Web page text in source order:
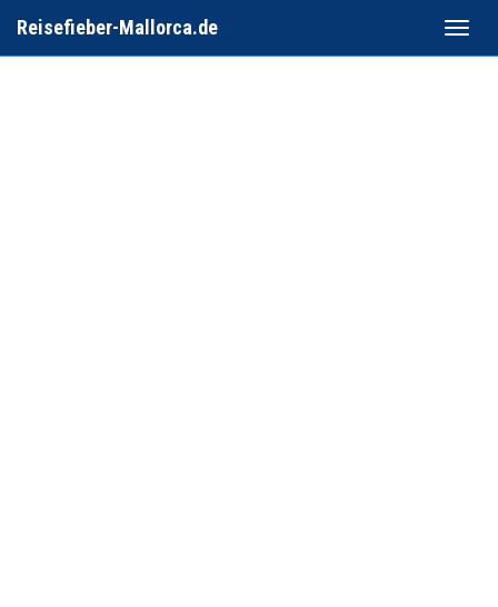
Toggle
Reisefieber-Mallorca.de